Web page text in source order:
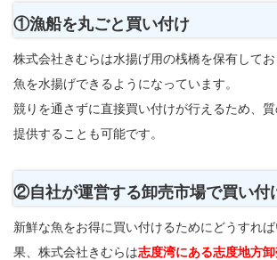
①漁船を丸ごと買い付け
株式会社きむらは水揚げ用の桟橋を保有して
魚を水揚げできるようになっています。
競りを通さずに直接買い付けが行えるため、
提供することも可能です。
②自社が運営する卸売市場で買い付
新鮮な魚をお得に買い付けるためにどうすれ
果、株式会社きむらは志度湾にある志度地方